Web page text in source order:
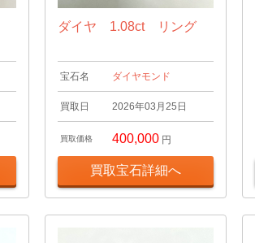
ダイヤ 1.08ct リング
宝石名 ダイヤモンド
買取日 2026年03月25日
買取価格 400,000 円
買取宝石詳細へ